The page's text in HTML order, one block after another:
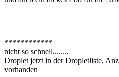
************
nicht so schnell........
Droplet jetzt in der Dropletliste,
vorhanden